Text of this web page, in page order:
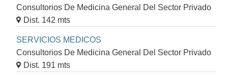
Consultorios De Medicina General Del Sector Privado
Dist. 142 mts
SERVICIOS MEDICOS
Consultorios De Medicina General Del Sector Privado
Dist. 191 mts